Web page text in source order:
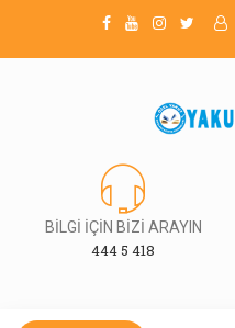
BİLGİ İÇİN BİZİ ARAYIN
444 5 418